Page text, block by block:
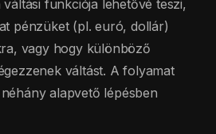
funkciója lehetővé teszi,
pénzüket (pl. euró, dollár)
vagy hogy különböző
váltást. A folyamat
alapvető lépésben